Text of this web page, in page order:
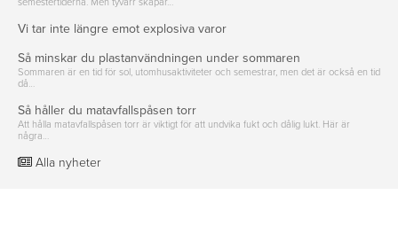
Vi tar inte längre emot explosiva varor
Så minskar du plastanvändningen under sommaren
Sommaren är en tid för sol, utomhusaktiviteter och semestrar, men det är också en tid
då…
Så håller du matavfallspåsen torr
Att hålla matavfallspåsen torr är viktigt för att undvika fukt och dålig lukt. Här är
några…
Alla nyheter